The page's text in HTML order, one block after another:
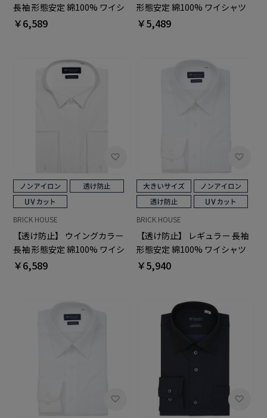
長袖 形態安定 綿100% ワイシ
ャツ 白無地
￥6,589
形態安定 綿100% ワイシャツ
白無地
￥5,489
BRICK HOUSE
【透け防止】 ウイングカラー
長袖 形態安定 綿100% ワイシ
ャツ 白無地
￥6,589
BRICK HOUSE
【透け防止】 レギュラー 長袖
形態安定 綿100% ワイシャツ
白無地 大きいサイズ
￥5,940